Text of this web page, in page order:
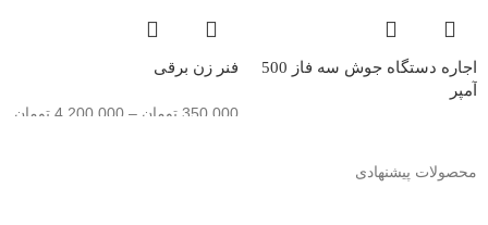
اجاره دستگاه جوش سه فاز 500
آمپر
فنر زن برقی
350,000 تومان –
4,200,000 تومان
محصولات پیشنهادی